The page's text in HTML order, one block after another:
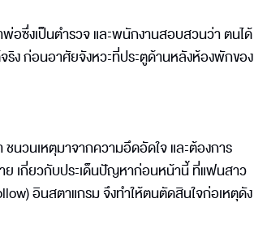
ซึ่งเป็นตำรวจ และพนักงานสอบสวนว่า ตนได้
ง ก่อนอาศัยจังหวะที่ประตูด้านหลังห้องพักของ
นวนเหตุมาจากความอึดอัดใจ และต้องการ
ย เกี่ยวกับประเด็นปัญหาก่อนหน้านี้ ที่แฟนสาว
อินสตาแกรม จึงทำให้ตนตัดสินใจก่อเหตุดัง